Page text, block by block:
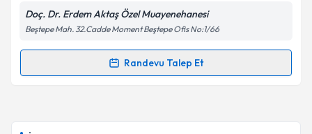
E-posta Adresiniz
Kişisel verilerimin işlenmesine ilişkinAydınlatma
Doç. Dr. Erdem Aktaş Özel Muayenehanesi
Beştepe Mah. 32.Cadde Moment Beştepe Ofis No:1/66
Randevu Talep Et
Randevu Takvimi Talebi